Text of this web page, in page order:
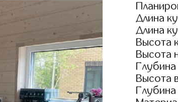
Длина
Длина
Высота
Высота
Высота